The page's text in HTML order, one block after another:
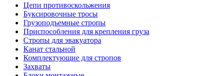
Цепи противоскольжения
Буксировочные тросы
Грузоподъемные стропы
Приспособления для крепления груза
Стропы для эвакуатора
Канат стальной
Комплектующие для стропов
Захваты